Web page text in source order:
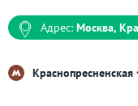
Адрес: Москва,
Краснопресненская